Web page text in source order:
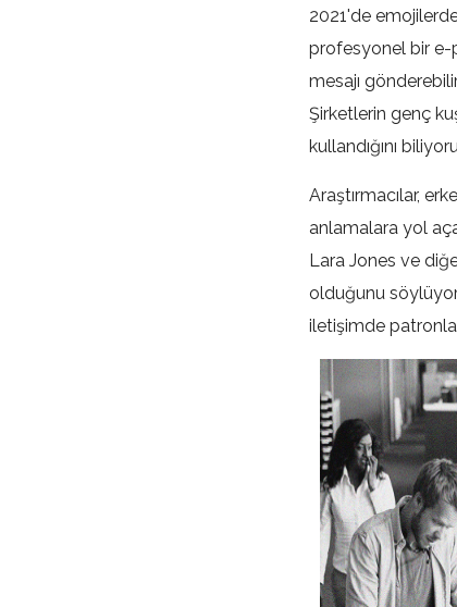
2021'de
profesyonel bir e-
mesajı
Şirketlerin genç
kullandığını
Araştırmacılar,
anlamalara yol
Lara Jones ve
olduğunu
iletişimde